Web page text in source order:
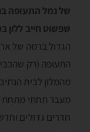
של נמל התעופה
שפשוט חייב ללון
הגדול ברמה של
מהמלון לבית
מעבר תחתי מתחת
חדרים גדולים